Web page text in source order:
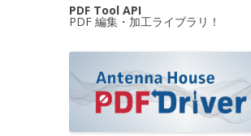
PDF Tool API
PDF 編集・加工ライブラリ！